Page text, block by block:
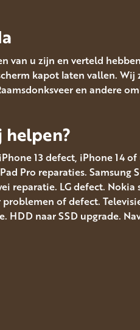
van u zijn en verteld
kapot laten vallen.
en andere
helpen?
13 defect, iPhone 14
Pro reparaties. Samsung
reparatie. LG defect.
of defect.
HDD naar SSD upgrade.